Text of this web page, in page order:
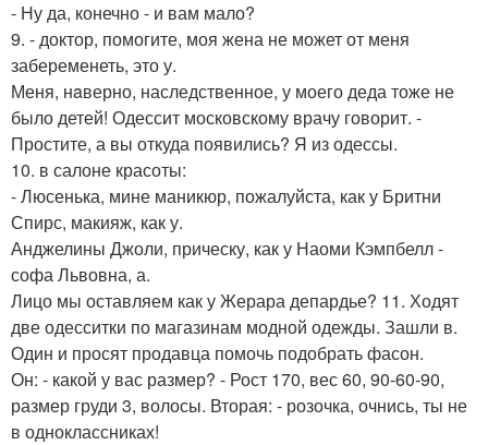
- Ну да, конечно - и вам мало?
9. - доктор, помогите, моя жена не может от меня
забеременеть, это у.
Меня, нaверно, наследственное, у моего деда тоже не
было детей! Одессит московскому врачу говорит. -
Простите, а вы откуда появились? Я из одессы.
10. в салоне красоты:
- Люсенька, мине маникюр, пожалуйста, как у Бритни
Спирс, макияж, как у.
Анджелины Джоли, прическу, как у Наоми Кэмпбелл -
софа Львовна, а.
Лицо мы оставляем как у Жерара депардье? 11. Ходят
две одесситки по магазинам модной одежды. Зашли в.
Один и просят продавца помочь подобрать фасон.
Он: - какой у вас размер? - Рост 170, вес 60, 90-60-90,
размер груди 3, волосы. Вторая: - розочка, очнись, ты не
в одноклассниках!